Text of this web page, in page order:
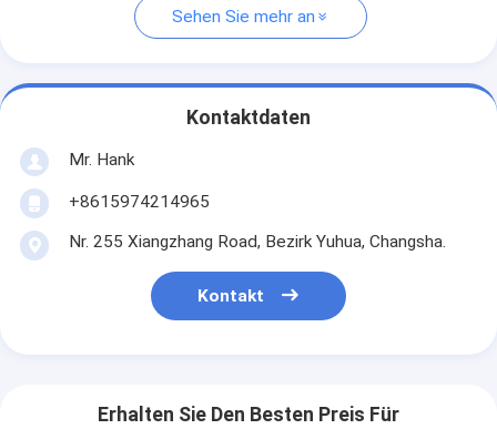
Sehen Sie mehr an
Kontaktdaten
Mr. Hank
+8615974214965
Nr. 255 Xiangzhang Road, Bezirk Yuhua, Changsha.
Kontakt
Erhalten Sie Den Besten Preis Für